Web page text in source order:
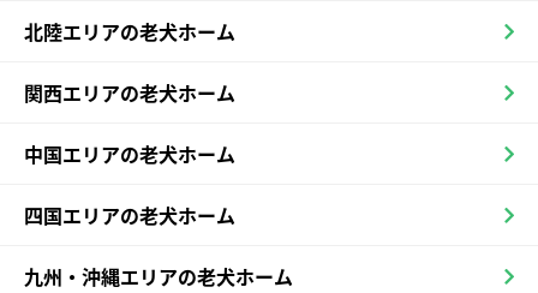
北陸エリアの老犬ホーム
関西エリアの老犬ホーム
中国エリアの老犬ホーム
四国エリアの老犬ホーム
九州・沖縄エリアの老犬ホーム